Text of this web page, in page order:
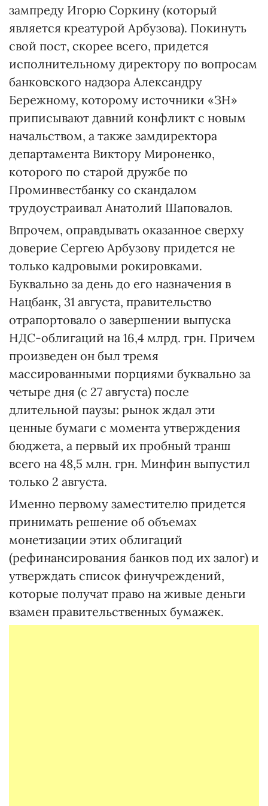
зампреду Игорю Соркину (который
является креатурой Арбузова). Покинуть
свой пост, скорее всего, придется
исполнительному директору по вопросам
банковского надзора Александру
Бережному, которому источники «ЗН»
приписывают давний конфликт с новым
начальством, а также замдиректора
департамента Виктору Мироненко,
которого по старой дружбе по
Проминвестбанку со скандалом
трудоустраивал Анатолий Шаповалов.
Впрочем, оправдывать оказанное сверху
доверие Сергею Арбузову придется не
только кадровыми рокировками.
Буквально за день до его назначения в
Нацбанк, 31 августа, правительство
отрапортовало о завершении выпуска
НДС-облигаций на 16,4 млрд. грн. Причем
произведен он был тремя
массированными порциями буквально за
четыре дня (с 27 августа) после
длительной паузы: рынок ждал эти
ценные бумаги с момента утверждения
бюджета, а первый их пробный транш
всего на 48,5 млн. грн. Минфин выпустил
только 2 августа.
Именно первому заместителю придется
принимать решение об объемах
монетизации этих облигаций
(рефинансирования банков под их залог) и
утверждать список финучреждений,
которые получат право на живые деньги
взамен правительственных бумажек.